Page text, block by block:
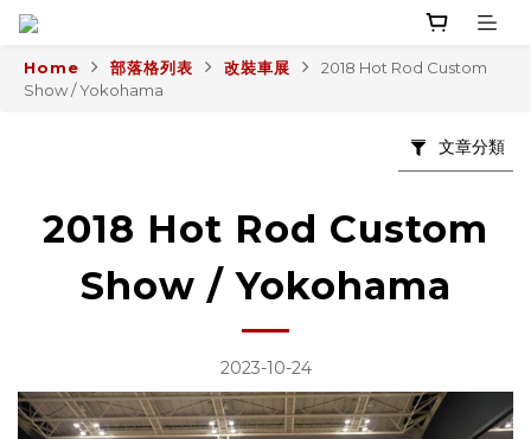
Home 部落格列表 改裝車展
2018 Hot Rod Custom
Show / Yokohama
文章分類
2018 Hot Rod Custom
Show / Yokohama
2023-10-24